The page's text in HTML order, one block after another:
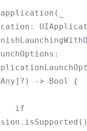
-> Bool {